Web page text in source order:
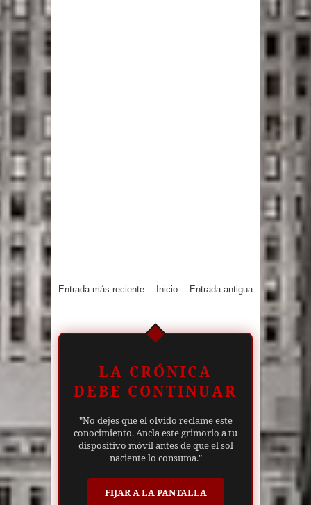
Entrada más reciente Entrada antigua
Inicio
LA CRÓNICA
DEBE CONTINUAR
"No dejes que el olvido reclame este
conocimiento. Ancla este grimorio a tu
dispositivo móvil antes de que el sol
naciente lo consuma."
FIJAR A LA PANTALLA